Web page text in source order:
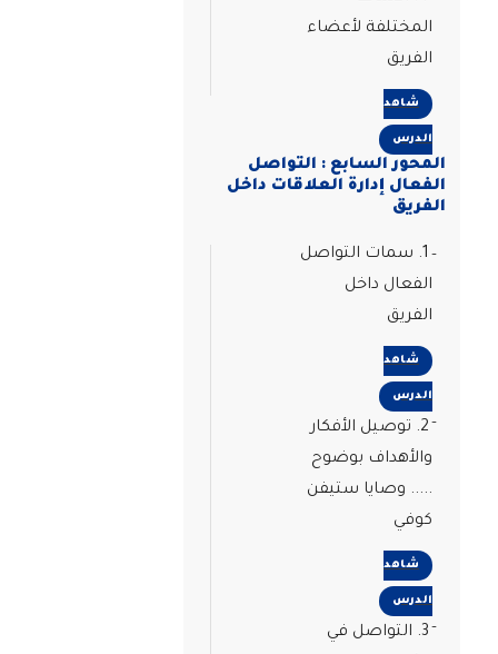
المختلفة لأعضاء
الفريق
شاهد
الدرس
المحور السابع : التواصل
الفعال إدارة العلاقات داخل
الفريق
1. سمات التواصل
الفعال داخل
الفريق
شاهد
الدرس
2. توصيل الأفكار
والأهداف بوضوح
..... وصايا ستيفن
كوفي
شاهد
الدرس
3. التواصل في